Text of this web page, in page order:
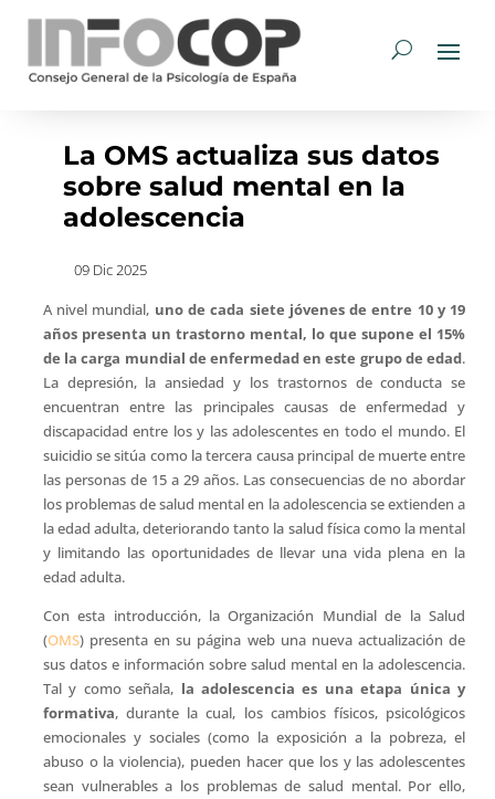
La OMS actualiza sus datos
sobre salud mental en la
adolescencia
09 Dic 2025
A nivel mundial, uno de cada siete jóvenes de entre 10 y 19
años presenta un trastorno mental, lo que supone el 15%
de la carga mundial de enfermedad en este grupo de edad.
La depresión, la ansiedad y los trastornos de conducta se
encuentran entre las principales causas de enfermedad y
discapacidad entre los y las adolescentes en todo el mundo. El
suicidio se sitúa como la tercera causa principal de muerte entre
las personas de 15 a 29 años. Las consecuencias de no abordar
los problemas de salud mental en la adolescencia se extienden a
la edad adulta, deteriorando tanto la salud física como la mental
y limitando las oportunidades de llevar una vida plena en la
edad adulta.
Con esta introducción, la Organización Mundial de la Salud
(OMS) presenta en su página web una nueva actualización de
sus datos e información sobre salud mental en la adolescencia.
Tal y como señala, la adolescencia es una etapa única y
formativa, durante la cual, los cambios físicos, psicológicos
emocionales y sociales (como la exposición a la pobreza, el
abuso o la violencia), pueden hacer que los y las adolescentes
sean vulnerables a los problemas de salud mental. Por ello,